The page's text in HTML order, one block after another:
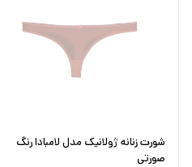
شورت زنانه ژولانیک مدل لامبادا رنگ
صورتی